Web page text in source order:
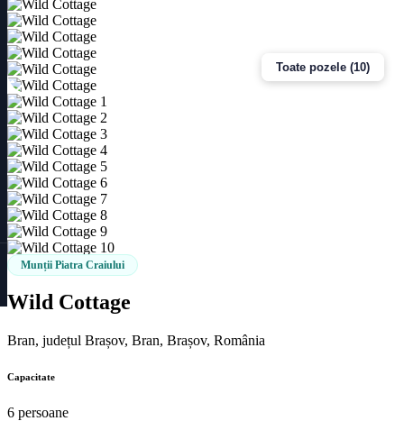
Toate pozele (10)
Munții Piatra Craiului
Wild Cottage
Bran, județul Brașov, Bran, Brașov, România
Capacitate
6 persoane